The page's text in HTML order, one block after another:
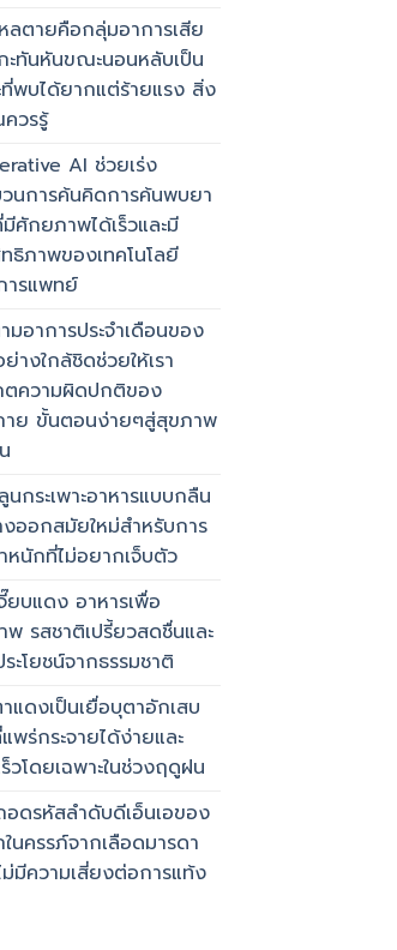
ลตายคือกลุ่มอาการเสีย
ะทันหันขณะนอนหลับเป็น
ที่พบได้ยากแต่ร้ายแรง สิ่ง
วรรู้
AI ช่วยเร่ง
วนการค้นคิดการค้นพบยา
ศักยภาพได้เร็วและมี
ทธิภาพของเทคโนโลยี
ารแพทย์
มอาการประจำเดือนของ
างใกล้ชิดช่วยให้เรา
ตความผิดปกติของ
าย ขั้นตอนง่ายๆสู่สุขภาพ
นกระเพาะอาหารแบบกลืน
งออกสมัยใหม่สำหรับการ
หนักที่ไม่อยากเจ็บตัว
ยบแดง อาหารเพื่อ
พ รสชาติเปรี้ยวสดชื่นและ
ะโยชน์จากธรรมชาติ
แดงเป็นเยื่อบุตาอักเสบ
พร่กระจายได้ง่ายและ
วโดยเฉพาะในช่วงฤดูฝน
อดรหัสลำดับดีเอ็นเอของ
นครรภ์จากเลือดมารดา
ม่มีความเสี่ยงต่อการแท้ง